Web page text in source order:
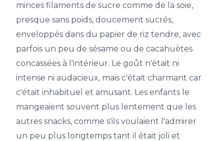
minces filaments de sucre comme de la soie,
presque sans poids, doucement sucrés,
enveloppés dans du papier de riz tendre, avec
parfois un peu de sésame ou de cacahuètes
concassées à l'intérieur. Le goût n'était ni
intense ni audacieux, mais c'était charmant car
c'était inhabituel et amusant. Les enfants le
mangeaient souvent plus lentement que les
autres snacks, comme s'ils voulaient l'admirer
un peu plus longtemps tant il était joli et